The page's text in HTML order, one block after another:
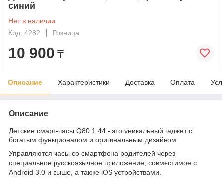
синий
Нет в наличии
Код: 4282
Розница
10 900 ₸
Описание Характеристики Доставка Оплата
Описание
Детские смарт-часы Q80 1.44 - это уникальный гаджет с
богатым функционалом и оригинальным дизайном.
Управляются часы со смартфона родителей через
специальное русскоязычное приложение, совместимое с
Android 3.0 и выше, а также iOS устройствами.